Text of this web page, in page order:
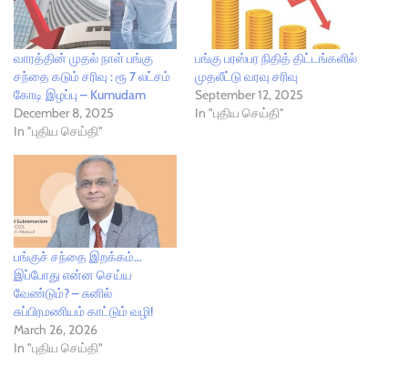
வாரத்தின் முதல் நாள் பங்கு
சந்தை கடும் சரிவு : ரூ 7 லட்சம்
கோடி இழப்பு – Kumudam
December 8, 2025
In "புதிய செய்தி"
பங்கு பரஸ்பர நிதித் திட்டங்களில்
முதலீட்டு வரவு சரிவு
September 12, 2025
In "புதிய செய்தி"
பங்குச் சந்தை இறக்கம்…
இப்போது என்ன செய்ய
வேண்டும்? – சுனில்
சுப்பிரமணியம் காட்டும் வழி!
March 26, 2026
In "புதிய செய்தி"